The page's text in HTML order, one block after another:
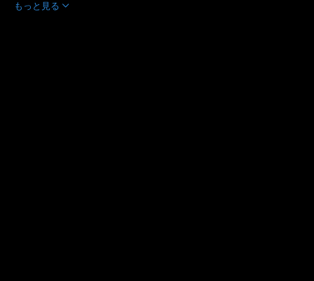
もっと見る